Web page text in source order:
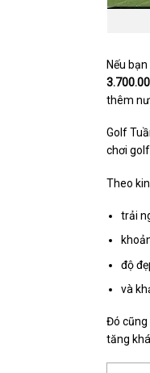
Nếu
thêm
Golf
chơi
Theo
trải
độ
và
Đó cũng
tăng